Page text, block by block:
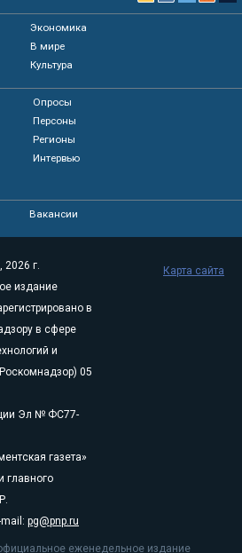
Экономика
В мире
Культура
Опросы
Персоны
Регионы
Интервью
Вакансии
2026 г.
издание
в
в сфере
и
05
Эл № ФС77-
газета»
главного
pg@pnp.ru
еженедельное издание
Карта сайта